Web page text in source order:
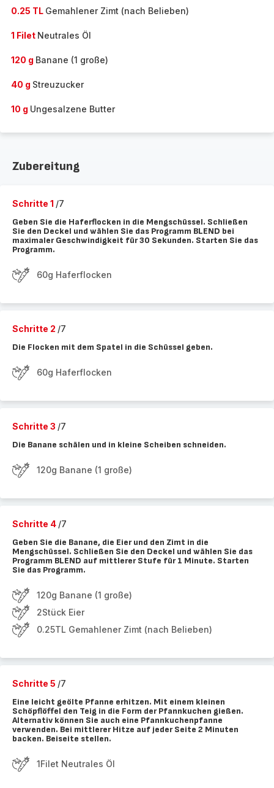
0.25 TL Gemahlener Zimt (nach Belieben)
1 Filet Neutrales Öl
120 g Banane (1 große)
40 g Streuzucker
10 g Ungesalzene Butter
Zubereitung
Schritte 1 /7
Geben Sie die Haferflocken in die Mengschüssel. Schließen
Sie den Deckel und wählen Sie das Programm BLEND bei
maximaler Geschwindigkeit für 30 Sekunden. Starten Sie das
Programm.
60g Haferflocken
Schritte 2 /7
Die Flocken mit dem Spatel in die Schüssel geben.
60g Haferflocken
Schritte 3 /7
Die Banane schälen und in kleine Scheiben schneiden.
120g Banane (1 große)
Schritte 4 /7
Geben Sie die Banane, die Eier und den Zimt in die
Mengschüssel. Schließen Sie den Deckel und wählen Sie das
Programm BLEND auf mittlerer Stufe für 1 Minute. Starten
Sie das Programm.
120g Banane (1 große)
2Stück Eier
0.25TL Gemahlener Zimt (nach Belieben)
Schritte 5 /7
Eine leicht geölte Pfanne erhitzen. Mit einem kleinen
Schöpflöffel den Teig in die Form der Pfannkuchen gießen.
Alternativ können Sie auch eine Pfannkuchenpfanne
verwenden. Bei mittlerer Hitze auf jeder Seite 2 Minuten
backen. Beiseite stellen.
1Filet Neutrales Öl